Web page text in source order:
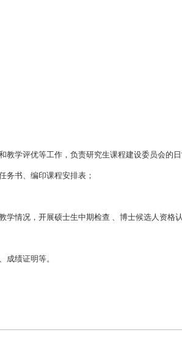
学评优等工作，负责研究生课程建设委员会的日
务书、编印课程安排表；
学情况，开展硕士生中期检查 、博士候选人资格
成绩证明等。